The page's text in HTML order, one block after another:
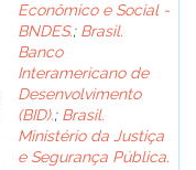
Econômico e Social -
BNDES.; Brasil.
Banco
Interamericano de
Desenvolvimento
(BID).; Brasil.
Ministério da Justiça
e Segurança Pública.